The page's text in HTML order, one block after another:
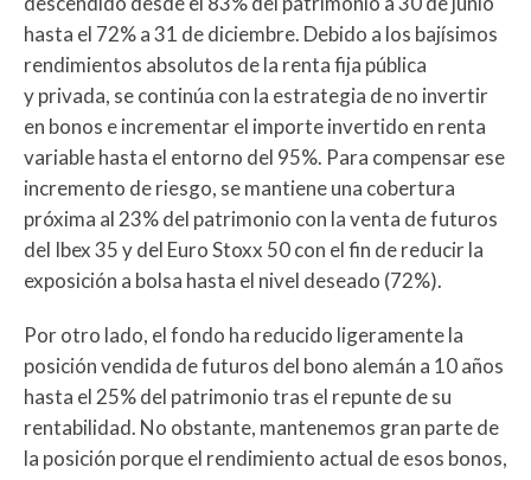
hasta el 72% a 31 de diciembre. Debido a los bajísimos
rendimientos absolutos de la renta fija pública
y privada, se continúa con la estrategia de no invertir
en bonos e incrementar el importe invertido en renta
variable hasta el entorno del 95%. Para compensar ese
incremento de riesgo, se mantiene una cobertura
próxima al 23% del patrimonio con la venta de futuros
del Ibex 35 y del Euro Stoxx 50 con el fin de reducir la
exposición a bolsa hasta el nivel deseado (72%).
Por otro lado, el fondo ha reducido ligeramente la
posición vendida de futuros del bono alemán a 10 años
hasta el 25% del patrimonio tras el repunte de su
rentabilidad. No obstante, mantenemos gran parte de
la posición porque el rendimiento actual de esos bonos,